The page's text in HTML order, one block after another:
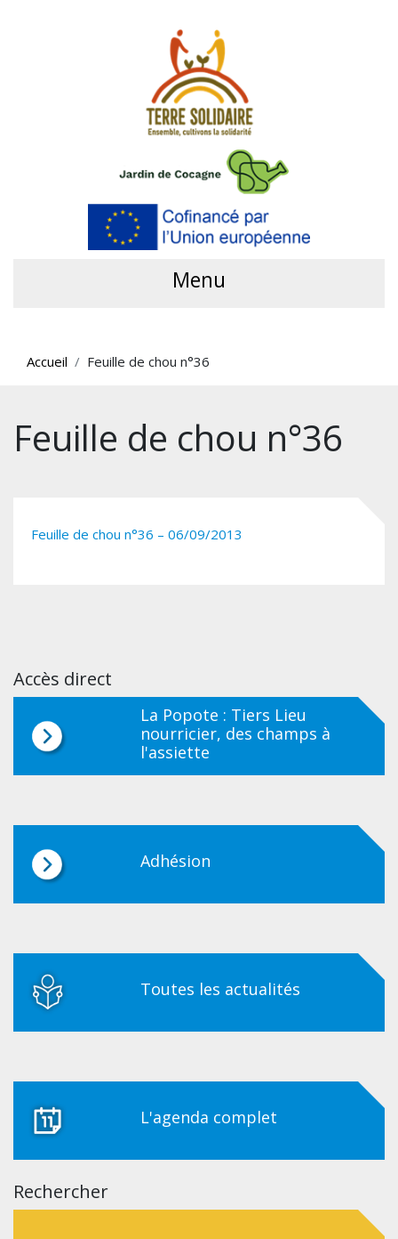
Menu
Accueil Feuille de chou n°36
Feuille de chou n°36
Feuille de chou n°36 – 06/09/2013
Accès direct
La Popote : Tiers Lieu
nourricier, des champs à
l'assiette
Adhésion
Toutes les actualités
L'agenda complet
Rechercher